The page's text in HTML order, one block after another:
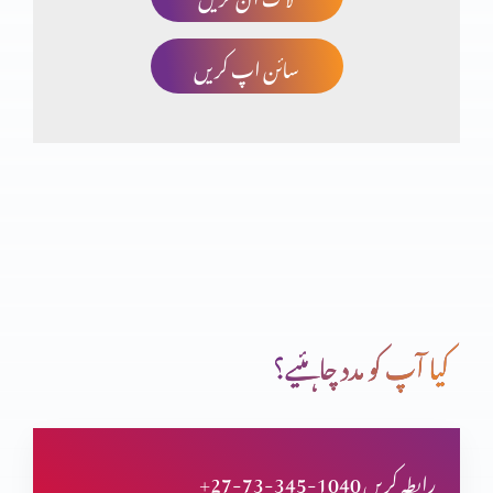
اعتماد کا امتحان
صحیح یا غلط ذہنیت (حصہ 2)
سائن اپ کریں
کیا آپ کو مدد چاہئیے؟
+27-73-345-1040 رابطہ کریں